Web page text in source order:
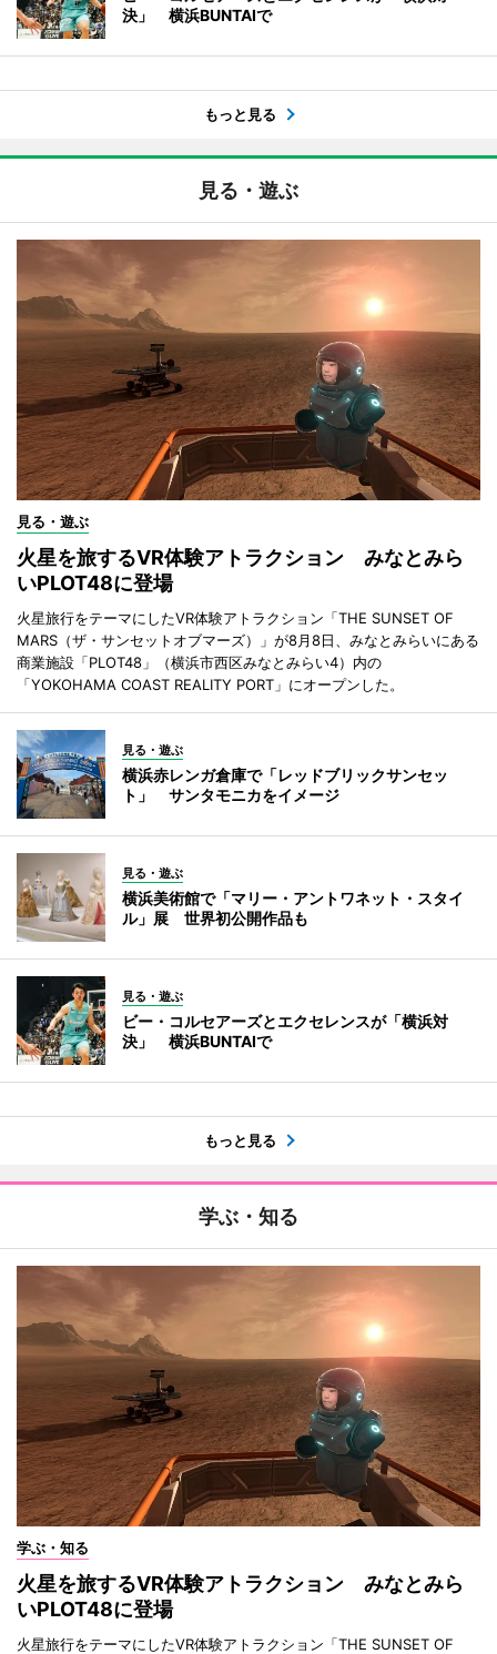
決」 横浜BUNTAIで
もっと見る
見る・遊ぶ
見る・遊ぶ
火星を旅するVR体験アトラクション みなとみら
いPLOT48に登場
火星旅行をテーマにしたVR体験アトラクション「THE SUNSET OF
MARS（ザ・サンセットオブマーズ）」が8月8日、みなとみらいにある
商業施設「PLOT48」（横浜市西区みなとみらい4）内の
「YOKOHAMA COAST REALITY PORT」にオープンした。
見る・遊ぶ
横浜赤レンガ倉庫で「レッドブリックサンセッ
ト」 サンタモニカをイメージ
見る・遊ぶ
横浜美術館で「マリー・アントワネット・スタイ
ル」展 世界初公開作品も
見る・遊ぶ
ビー・コルセアーズとエクセレンスが「横浜対
決」 横浜BUNTAIで
もっと見る
学ぶ・知る
学ぶ・知る
火星を旅するVR体験アトラクション みなとみら
いPLOT48に登場
火星旅行をテーマにしたVR体験アトラクション「THE SUNSET OF